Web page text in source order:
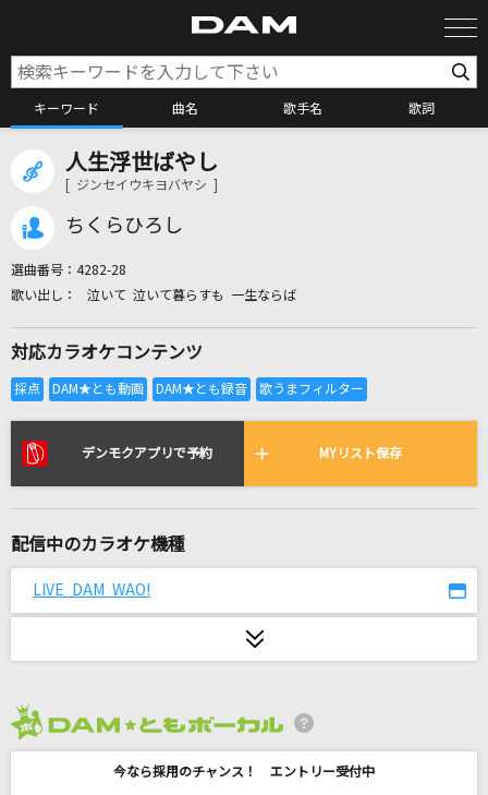
キーワード 曲名 歌手名 歌詞
カラオケ検索
全国りれき
リアルタイムで歌われている曲の一覧
1・2・3
My Buddy
人生浮世ばやし
[ ジンセイウキヨバヤシ ]
ちくらひろし
選曲番号： 4282-28
泣いて 泣いて暮らすも 一生ならば
対応カラオケコンテンツ
デンモクアプリで予約 MYリスト保存
配信中のカラオケ機種
LIVE DAM WAO!
今なら採用のチャンス！ エントリー受付中